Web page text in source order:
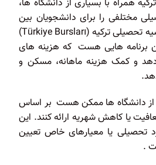
همراه با بسیاری از دانشگاه ها،
مختلفی را برای دانشجویان بین
المللی ارائه می کند. بورسیه تحصیلی ترکیه (Türkiye Bursları)
برنامه هایی هست که هزینه های
و کمک هزینه ماهانه، مسکن و
از دانشگاه ها ممکن هست بر اساس
یا کاهش شهریه ارائه کنند. این
تحصیلی یا معیارهای خاص تعیین
.